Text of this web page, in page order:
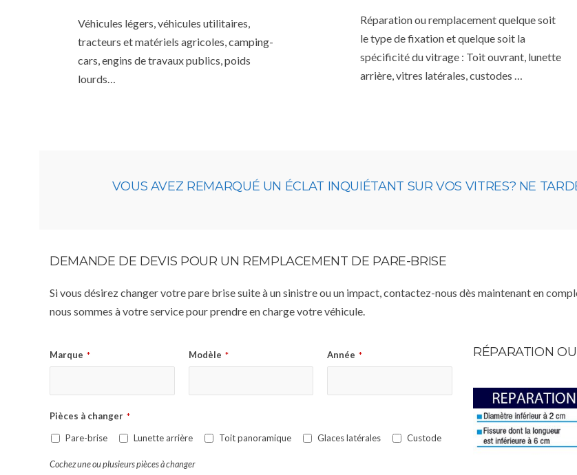
Véhicules légers, véhicules utilitaires,
tracteurs et matériels agricoles, camping-
cars, engins de travaux publics, poids
lourds…
Réparation ou remplacement quelque soit
le type de fixation et quelque soit la
spécificité du vitrage : Toit ouvrant, lunette
arrière, vitres latérales, custodes …
VOUS AVEZ REMARQUÉ UN ÉCLAT INQUIÉTANT SUR VOS VITRES? NE
DEMANDE DE DEVIS POUR UN REMPLACEMENT DE PARE-BRISE
Si vous désirez changer votre pare brise suite à un sinistre ou un impact, contactez-nous dès maintenant en
nous sommes à votre service pour prendre en charge votre véhicule.
Marque * Modèle * Année *
Pièces à changer *
Pare-brise Lunette arrière Toit panoramique Glaces latérales Custode
Cochez une ou plusieurs pièces à changer
RÉPARATION